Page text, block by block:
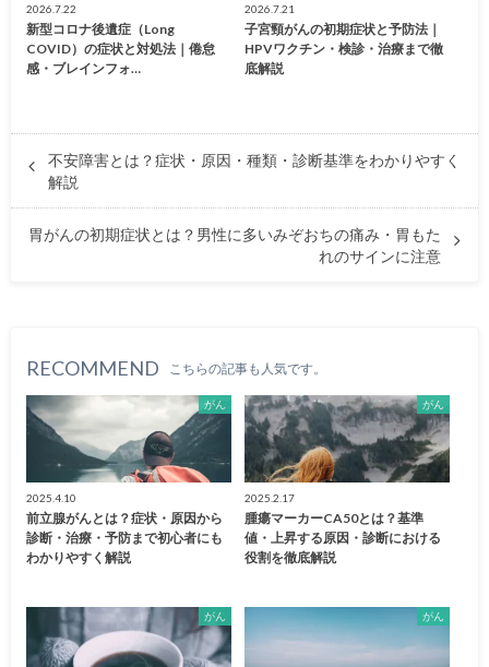
2026.7.22
新型コロナ後遺症（Long
COVID）の症状と対処法｜倦怠
感・ブレインフォ…
2026.7.21
子宮頸がんの初期症状と予防法｜
HPVワクチン・検診・治療まで徹
底解説
不安障害とは？症状・原因・種類・診断基準をわかりやすく
解説
胃がんの初期症状とは？男性に多いみぞおちの痛み・胃もた
れのサインに注意
RECOMMEND こちらの記事も人気です。
がん
2025.4.10
前立腺がんとは？症状・原因から
診断・治療・予防まで初心者にも
わかりやすく解説
がん
2025.2.17
腫瘍マーカーCA50とは？基準
値・上昇する原因・診断における
役割を徹底解説
がん がん